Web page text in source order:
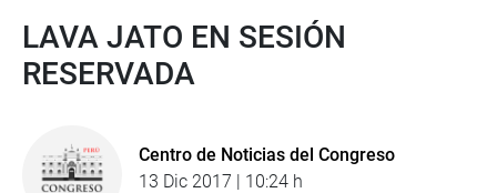
LAVA JATO EN SESIÓN
RESERVADA
Centro de Noticias del Congreso
13 Dic 2017 | 10:24 h